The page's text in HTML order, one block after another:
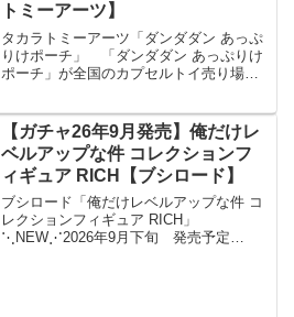
トミーアーツ】
タカラトミーアーツ「ダンダダン あっぷ
りけポーチ」 「ダンダダン あっぷりけ
ポーチ」が全国のカプセルトイ売り場か
ーチです。 商品名 ダンダダン
あっぷりけポーチ ...
【ガチャ26年9月発売】俺だけレ
ベルアップな件 コレクションフ
ィギュア RICH【ブシロード】
ブシロード「俺だけレベルアップな件 コ
レクションフィギュア RICH」
⋱NEW⋰2026年9月下旬 発売予定